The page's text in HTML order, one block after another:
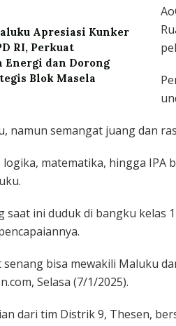
Apresiasi Kunker
RI, Perkuat
Energi dan Dorong
Blok Masela
namun semangat juang dan
logika, matematika, hingga
saat ini duduk di bangku kelas
senang bisa mewakili Maluku
Selasa (7/1/2025).
dari tim Distrik 9, Thesen,